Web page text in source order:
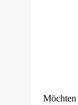
Möchten